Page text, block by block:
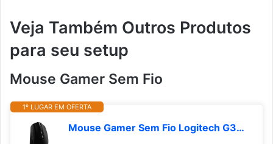
Veja Também Outros Produtos
para seu setup
Mouse Gamer Sem Fio
1º LUGAR EM OFERTA
Mouse Gamer Sem Fio Logitech G305 LIGHTSPEED com 6 Botões Programáveis e Até 12.000 DPI - Preto